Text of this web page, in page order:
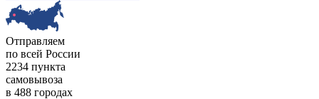
Отправляем
по всей России
2234 пункта
самовывоза
в 488 городах